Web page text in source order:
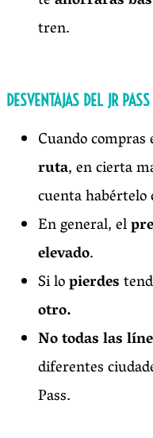
tren.
DESVENTAJAS DEL JR PASS
Cuando compras
ruta, en cierta
cuenta habértelo
En general, el
elevado.
Si lopierdes
otro.
No todas las
diferentes
Pass.